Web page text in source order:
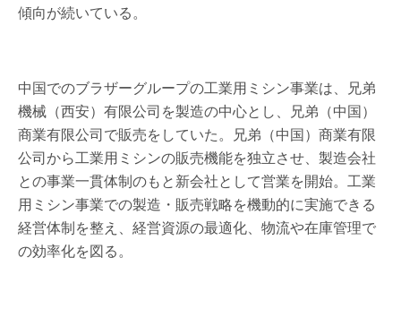
傾向が続いている。
中国でのブラザーグループの工業用ミシン事業は、兄弟
機械（西安）有限公司を製造の中心とし、兄弟（中国）
商業有限公司で販売をしていた。兄弟（中国）商業有限
公司から工業用ミシンの販売機能を独立させ、製造会社
との事業一貫体制のもと新会社として営業を開始。工業
用ミシン事業での製造・販売戦略を機動的に実施できる
経営体制を整え、経営資源の最適化、物流や在庫管理で
の効率化を図る。